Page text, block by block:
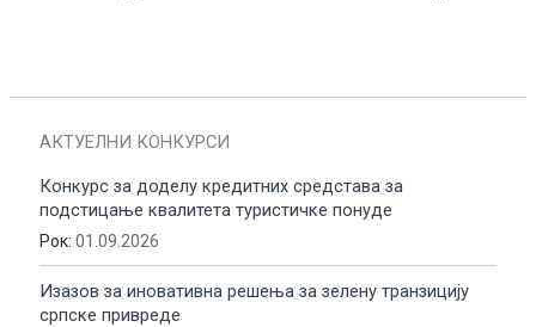
АКТУЕЛНИ КОНКУРСИ
Конкурс за доделу кредитних средстава за
подстицање квалитета туристичке понуде
Рок: 01.09.2026
Изазов за иновативна решења за зелену транзицију
српске привреде